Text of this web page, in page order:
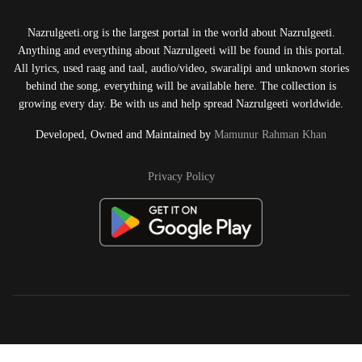
Nazrulgeeti.org is the largest portal in the world about Nazrulgeeti.
Anything and everything about Nazrulgeeti will be found in this portal.
All lyrics, used raag and taal, audio/video, swaralipi and unknown stories
behind the song, everything will be available here. The collection is
growing every day. Be with us and help spread Nazrulgeeti worldwide.
Developed, Owned and Maintained by Mamunur Rahman Khan
Privacy Policy